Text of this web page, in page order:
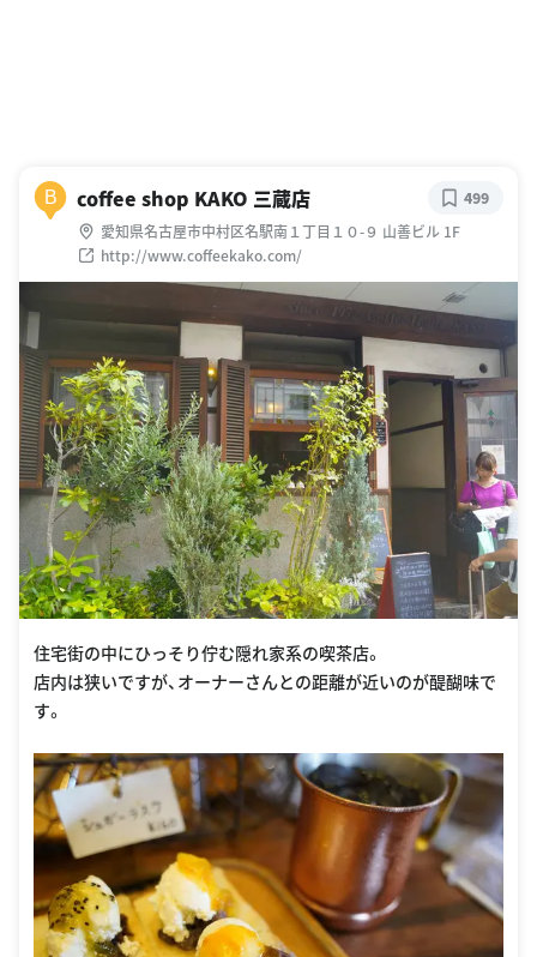
B coffee shop KAKO 三蔵店
愛知県名古屋市中村区名駅南１丁目１０-９ 山善ビル 1F
http://www.coffeekako.com/
499
住宅街の中にひっそり佇む隠れ家系の喫茶店。
店内は狭いですが、オーナーさんとの距離が近いのが醍醐味で
す。